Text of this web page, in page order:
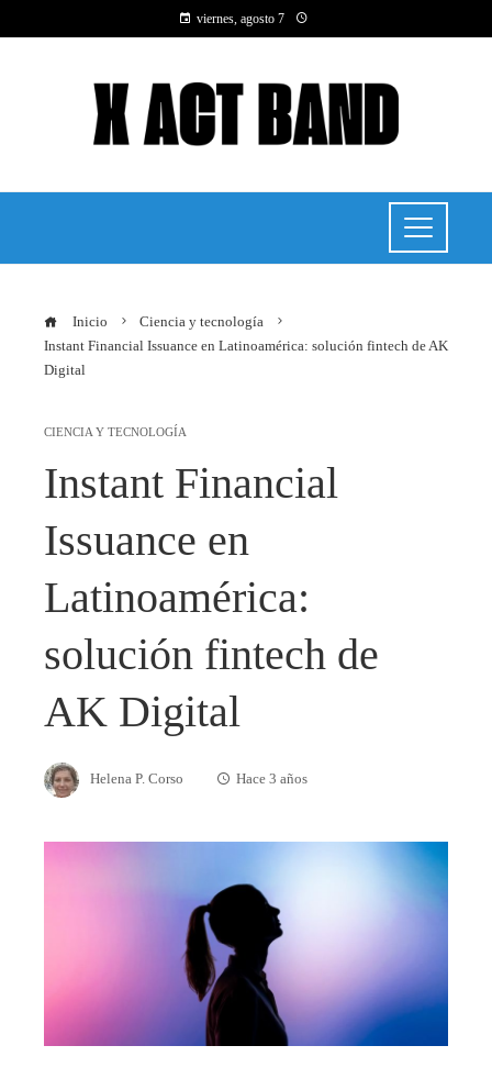
viernes, agosto 7
Inicio
Ciencia y tecnología
Instant Financial Issuance en Latinoamérica: solución fintech de AK
Digital
CIENCIA Y TECNOLOGÍA
Instant Financial
Issuance en
Latinoamérica:
solución fintech de
AK Digital
Helena P. Corso Hace 3 años